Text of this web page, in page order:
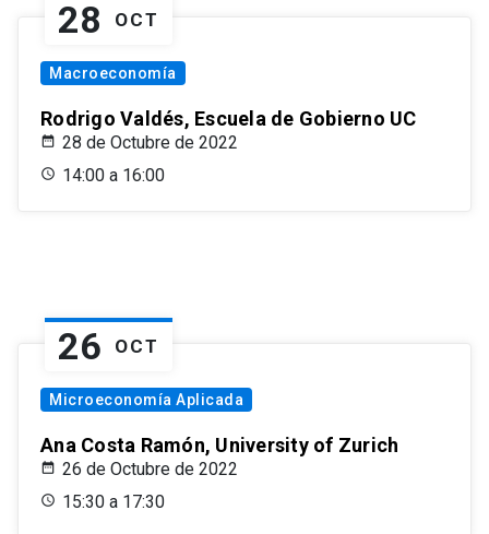
28 OCT
Macroeconomía
Rodrigo Valdés, Escuela de Gobierno UC
28 de Octubre de 2022
14:00 a 16:00
26 OCT
Microeconomía Aplicada
Ana Costa Ramón, University of Zurich
26 de Octubre de 2022
15:30 a 17:30